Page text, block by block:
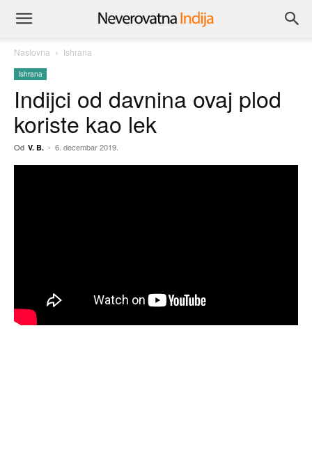
Naslovna Ishrana
Ishrana
Indijci od davnina ovaj plod
koriste kao lek
Od V. B. - 6. decembar 2019.